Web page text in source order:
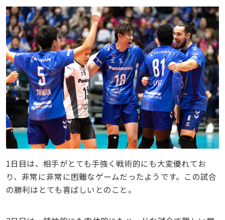
1日目は、相手がとても手強く戦術的にも大変優れてお
り、非常に非常に困難なゲームだったようです。この試合
の勝利はとても喜ばしいとのこと。